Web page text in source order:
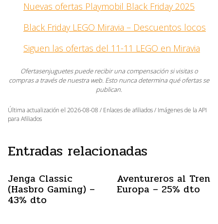
Nuevas ofertas Playmobil Black Friday 2025
Black Friday LEGO Miravia – Descuentos locos
Siguen las ofertas del 11-11 LEGO en Miravia
Ofertasenjuguetes puede recibir una compensación si visitas o
compras a través de nuestra web. Esto nunca determina qué ofertas se
publican.
Última actualización el 2026-08-08 / Enlaces de afiliados / Imágenes de la API
para Afiliados
Entradas relacionadas
Jenga Classic
(Hasbro Gaming) –
43% dto
Aventureros al Tren
Europa – 25% dto